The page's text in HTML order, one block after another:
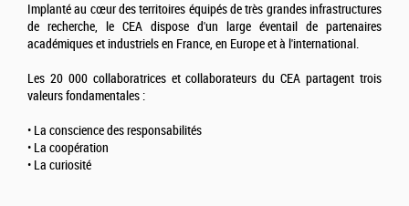
Implanté au cœur des territoires équipés de très grandes infrastructures
de recherche, le CEA dispose d'un large éventail de partenaires
académiques et industriels en France, en Europe et à l'international.
Les 20 000 collaboratrices et collaborateurs du CEA partagent trois
valeurs fondamentales :
• La conscience des responsabilités
• La coopération
• La curiosité